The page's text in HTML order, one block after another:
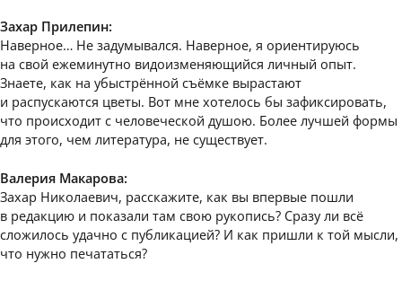
Захар Прилепин:
Наверное… Не задумывался. Наверное, я ориентируюсь
на свой ежеминутно видоизменяющийся личный опыт.
Знаете, как на убыстрённой съёмке вырастают
и распускаются цветы. Вот мне хотелось бы зафиксировать,
что происходит с человеческой душою. Более лучшей формы
для этого, чем литература, не существует.
Валерия Макарова:
Захар Николаевич, расскажите, как вы впервые пошли
в редакцию и показали там свою рукопись? Сразу ли всё
сложилось удачно с публикацией? И как пришли к той мысли,
что нужно печататься?